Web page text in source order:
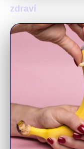
zdraví